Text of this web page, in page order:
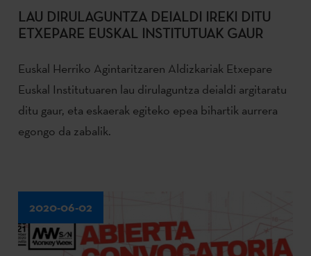
LAU DIRULAGUNTZA DEIALDI IREKI DITU
ETXEPARE EUSKAL INSTITUTUAK GAUR
Euskal Herriko Agintaritzaren Aldizkariak Etxepare
Euskal Institutuaren lau dirulaguntza deialdi argitaratu
ditu gaur, eta eskaerak egiteko epea bihartik aurrera
egongo da zabalik.
2020-06-02